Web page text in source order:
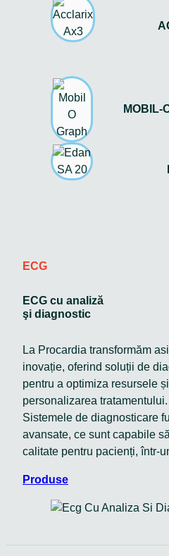
MOBIL-
ECG
ECG cu analiză
şi diagnostic
La Procardia transformăm
inovație, oferind soluții de
pentru a optimiza resursele
personalizarea tratamentului.
Sistemele de diagnosticare
avansate, ce sunt capabile
calitate pentru pacienți, într-
Produse